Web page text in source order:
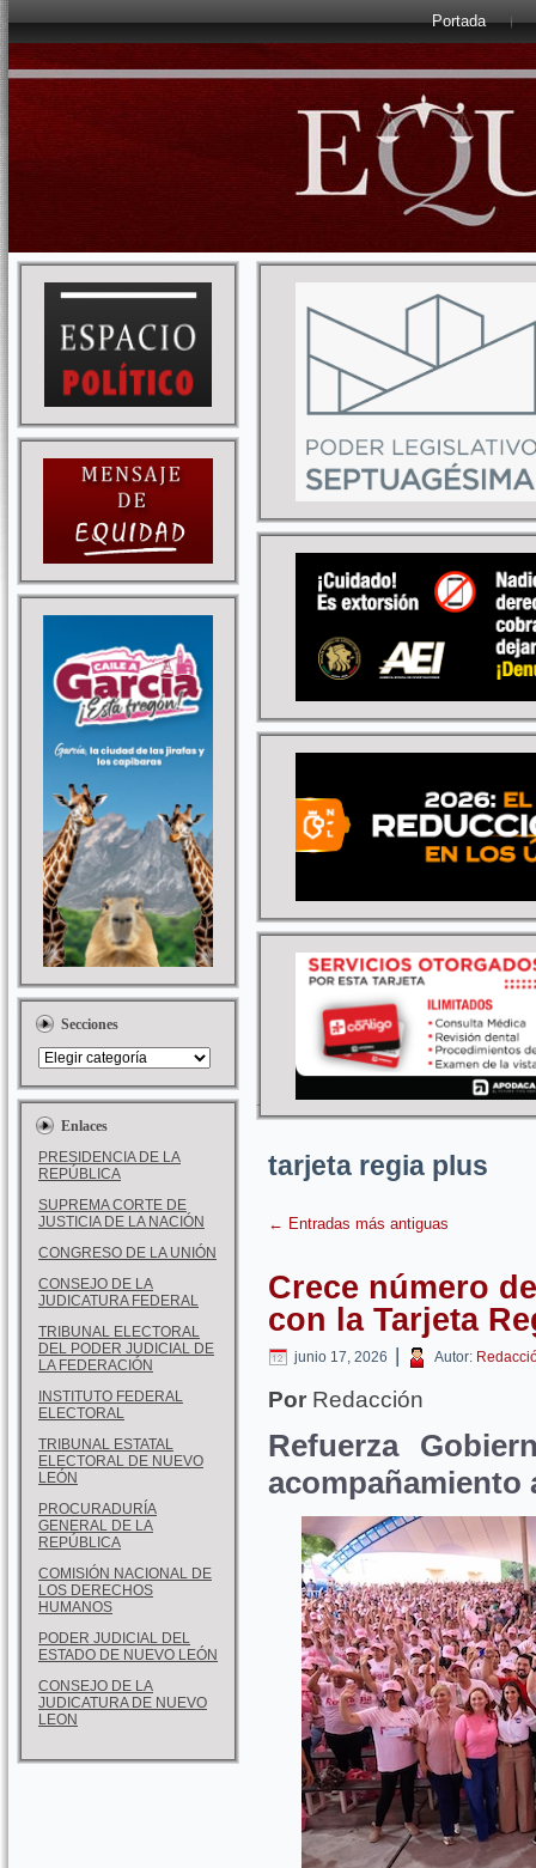
Portada
Secciones
Enlaces
PRESIDENCIA DE LA
REPÚBLICA
SUPREMA CORTE DE
JUSTICIA DE LA NACIÓN
CONGRESO DE LA UNIÓN
CONSEJO DE LA
JUDICATURA FEDERAL
TRIBUNAL ELECTORAL
DEL PODER JUDICIAL DE
LA FEDERACIÓN
INSTITUTO FEDERAL
ELECTORAL
TRIBUNAL ESTATAL
ELECTORAL DE NUEVO
LEÓN
PROCURADURÍA
GENERAL DE LA
REPÚBLICA
COMISIÓN NACIONAL DE
LOS DERECHOS
HUMANOS
PODER JUDICIAL DEL
ESTADO DE NUEVO LEÓN
CONSEJO DE LA
JUDICATURA DE NUEVO
LEON
tarjeta regia plus
← Entradas más antiguas
Crece número
con la Tarjeta
junio 17, 2026 | Autor:
Por Redacción
Refuerza
acompañamiento